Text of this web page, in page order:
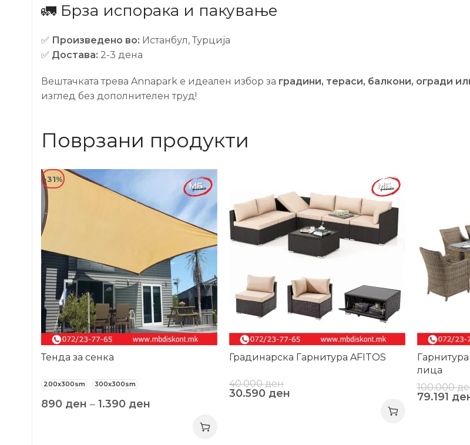
🚛 Брза испорака и пакување
✅ Произведено во: Истанбул, Турција
✅ Достава: 2-3 дена
Вештачката трева Annapark е идеален избор за градини, тераси, балкони, огради
изглед без дополнителен труд!
Поврзани продукти
-31%
Тенда за сенка
200x300sm 300x300sm
890 ден – 1.390 ден
Градинарска Гарнитура AFITOS
40.000ден
30.590 ден
лица
100.000
79.191